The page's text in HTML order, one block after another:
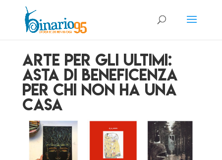
Arte per gli ultimi:
asta di beneficenza
per chi non ha una
casa